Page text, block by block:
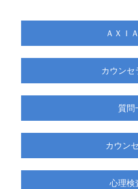
ＡＸＩ
カウンセ
質問
カウン
心理検